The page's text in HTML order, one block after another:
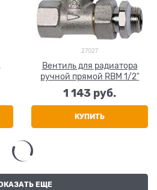
27027
Вентиль для радиатора
ручной прямой RBM 1/2"
1 143 руб.
КУПИТЬ
ЕЩЕ